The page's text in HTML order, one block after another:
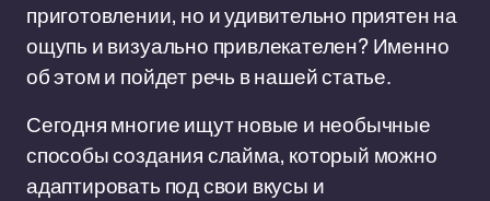
приготовлении, но и удивительно приятен на
ощупь и визуально привлекателен? Именно
об этом и пойдет речь в нашей статье.
Сегодня многие ищут новые и необычные
способы создания слайма, который можно
адаптировать под свои вкусы и